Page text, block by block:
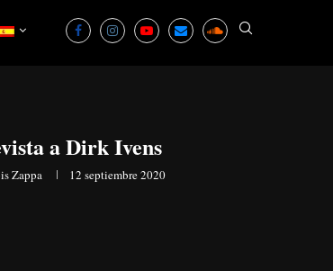
a Dirk Ivens
Zappa 12 septiembre 2020